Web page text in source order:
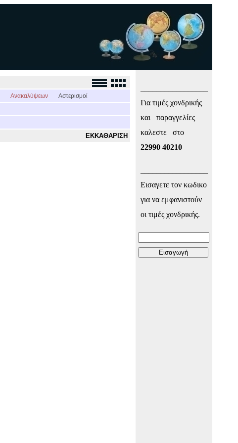
Ανακαλύψεων
Αστερισμοί
ΕΚΚΑΘΑΡΙΣΗ
Για τιμές χονδρικής
και παραγγελίες
καλεστε στο
22990 40210
Εισαγετε τον κωδικο
για να εμφανιστούν
οι τιμές χονδρικής.